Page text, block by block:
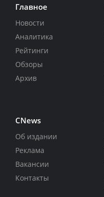
Главное
Новости
Аналитика
Рейтинги
Обзоры
Архив
CNews
Об издании
Реклама
Вакансии
Контакты